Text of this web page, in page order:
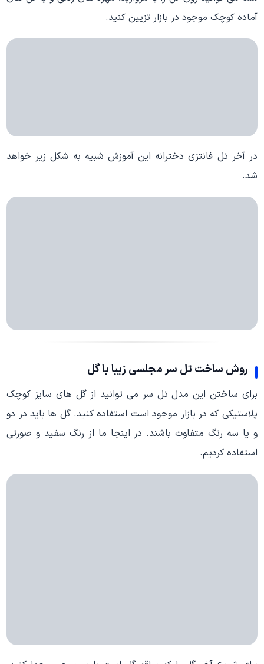
آماده کوچک موجود در بازار تزیین کنید.
در آخر تل فانتزی دخترانه این آموزش شبیه به شکل زیر خواهد
شد.
روش ساخت تل سر مجلسی زیبا با گل
برای ساختن این مدل تل سر می توانید از گل های سایز کوچک
پلاستیکی که در بازار موجود است استفاده کنید. گل ها باید در دو
و یا سه رنگ متفاوت باشند. در اینجا ما از رنگ سفید و صورتی
استفاده کردیم.